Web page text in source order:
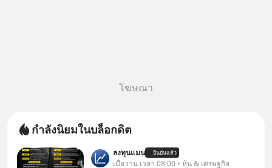
โฆษณา
กำลังนิยมในบล็อกดิต
ลงทุนแมน ยืนยันแล้ว
เมื่อวาน เวลา 08:00 • หุ้น & เศรษฐกิจ